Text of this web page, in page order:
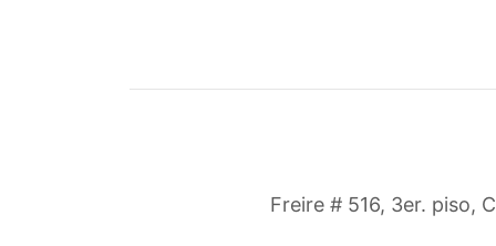
Freire # 516, 3er. piso,